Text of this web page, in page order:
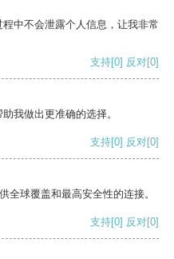
中不会泄露个人信息，让我非常
支持[0] 反对[0]
我做出更准确的选择。
支持[0] 反对[0]
全球覆盖和最高安全性的连接。
支持[0] 反对[0]